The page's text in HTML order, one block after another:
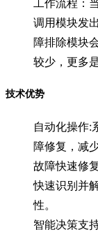
调用模块发
障排除模块
较少，更多
技术优势
自动化操作:
障修复，减
故障快速修
快速识别并
性。
智能决策支